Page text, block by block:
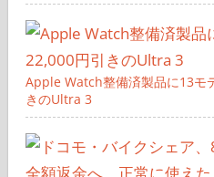
Apple Watch整備済製品に13モ
きのUltra 3